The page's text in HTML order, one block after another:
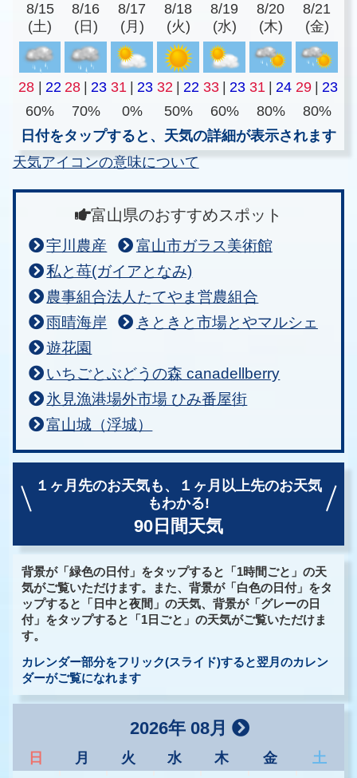
8/15
(土)
8/16
(日)
8/17
(月)
8/18
(火)
8/19
(水)
8/20
(木)
8/21
(金)
28 22 28 23 31 23 32 22 33 23 31 24 29
23
60%
70% 0% 50% 60% 80%
80%
日付をタップすると、天気の詳細が表示されます
天気アイコンの意味について
富山県のおすすめスポット
宇川農産
富山市ガラス美術館
私と苺(ガイアとなみ)
農事組合法人たてやま営農組合
雨晴海岸
きときと市場とやマルシェ
遊花園
いちごとぶどうの森 canadellberry
氷見漁港場外市場 ひみ番屋街
富山城（浮城）
１ヶ月先のお天気も、
１ヶ月以上先のお天気
もわかる!
90日間天気
背景が「緑色の日付」をタップすると「1時間ごと」の天
気がご覧いただけます。また、背景が「白色の日付」をタ
ップすると「日中と夜間」の天気、背景が「グレーの日
付」をタップすると「1日ごと」の天気がご覧いただけま
す。
カレンダー部分をフリック(スライド)すると翌月のカレン
ダーがご覧になれます
2026年 08月
日 月 火 水 木 金
土